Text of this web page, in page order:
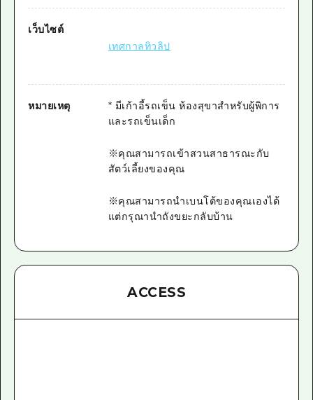
เว็บไซต์
เทศกาลทิวลิป
หมายเหตุ
* มีเก้าอี้รถเข็น ห้องสุขาสำหรับผู้พิการ
และรถเข็นเด็ก
※คุณสามารถเข้าสวนสาธารณะกับ
สัตว์เลี้ยงของคุณ
※คุณสามารถนำเบนโต้ของคุณเองได้
แต่กรุณานำถังขยะกลับบ้าน
ACCESS